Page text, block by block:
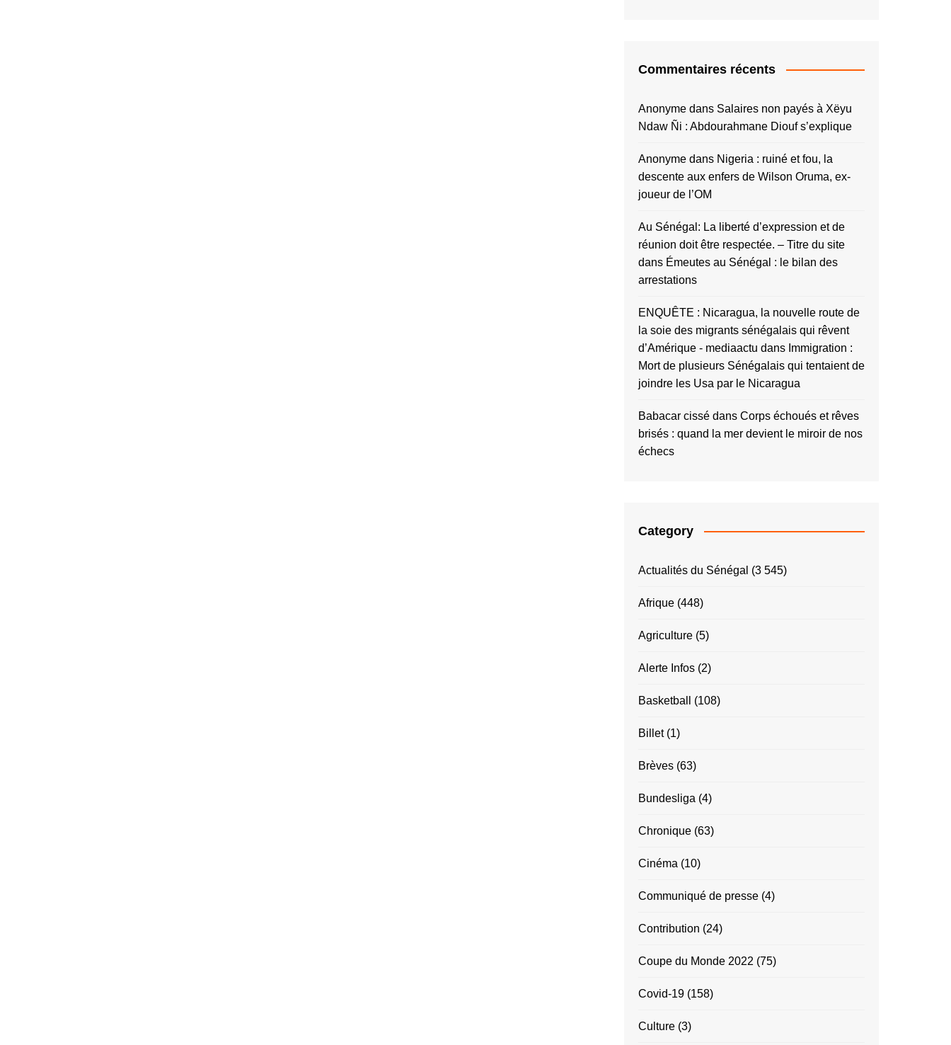
Commentaires récents
Anonyme dans Salaires non payés à Xëyu
Ndaw Ñi : Abdourahmane Diouf s’explique
Anonyme dans Nigeria : ruiné et fou, la
descente aux enfers de Wilson Oruma, ex-
joueur de l’OM
Au Sénégal: La liberté d’expression et de
réunion doit être respectée. – Titre du site
dans Émeutes au Sénégal : le bilan des
arrestations
ENQUÊTE : Nicaragua, la nouvelle route de
la soie des migrants sénégalais qui rêvent
d’Amérique - mediaactu dans Immigration :
Mort de plusieurs Sénégalais qui tentaient de
joindre les Usa par le Nicaragua
Babacar cissé dans Corps échoués et rêves
brisés : quand la mer devient le miroir de nos
échecs
Category
Actualités du Sénégal (3 545)
Afrique (448)
Agriculture (5)
Alerte Infos (2)
Basketball (108)
Billet(1)
Brèves (63)
Bundesliga (4)
Chronique (63)
Cinéma (10)
Communiqué de presse (4)
Contribution (24)
Coupe du Monde 2022 (75)
Covid-19 (158)
Culture (3)